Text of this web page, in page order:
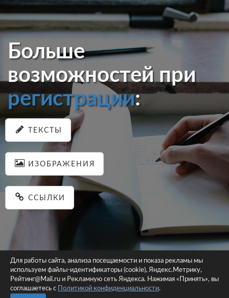
Больше
возможностей при
регистрации:
ТЕКСТЫ
ИЗОБРАЖЕНИЯ
ССЫЛКИ
© 2026 pastein.ru |Пользовательское соглашение|Политика
конфиденциальности
Для работы сайта, анализа посещаемости и показа рекламы мы
используем файлы-идентификаторы (cookie), Яндекс.Метрику,
Рейтинг@Mail.ru и Рекламную сеть Яндекса. Нажимая «Принять», вы
соглашаетесь с
Политикой конфиденциальности.